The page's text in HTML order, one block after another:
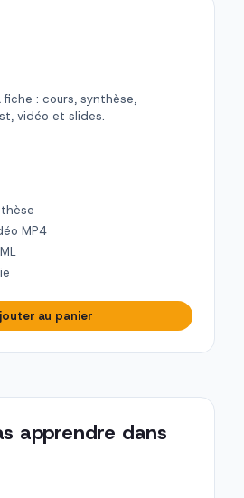
: cours, synthèse,
vidéo et slides.
MP4
au panier
apprendre dans